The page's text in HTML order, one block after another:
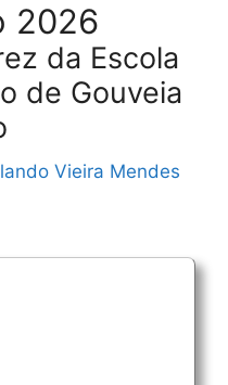
2026
da Escola
de Gouveia
Vieira Mendes